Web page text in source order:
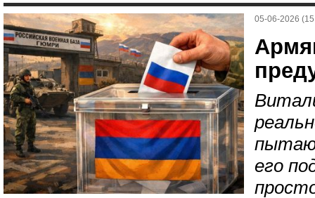
05-06-2026
его